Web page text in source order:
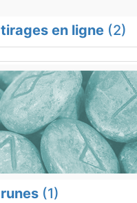
tirages en ligne (2)
runes (1)